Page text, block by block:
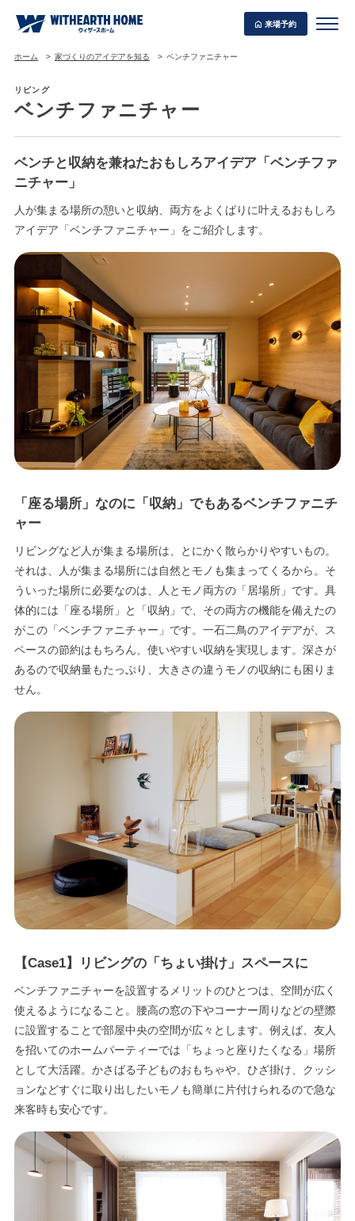
来場予約
WITHEARTH HOME の BEST PLAN
エリア限定商品
ホーム 家づくりのアイデアを知る ベンチファニチャー
リビング
ベンチファニチャー
ベンチと収納を兼ねたおもしろアイデア「ベンチファ
ニチャー」
人が集まる場所の憩いと収納、両方をよくばりに叶えるおもしろ
アイデア「ベンチファニチャー」をご紹介します。
「座る場所」なのに「収納」でもあるベンチファニチ
ャー
リビングなど人が集まる場所は、とにかく散らかりやすいもの。
それは、人が集まる場所には自然とモノも集まってくるから。そ
ういった場所に必要なのは、人とモノ両方の「居場所」です。具
体的には「座る場所」と「収納」で、その両方の機能を備えたの
がこの「ベンチファニチャー」です。一石二鳥のアイデアが、ス
ペースの節約はもちろん、使いやすい収納を実現します。深さが
あるので収納量もたっぷり、大きさの違うモノの収納にも困りま
せん。
【Case1】リビングの「ちょい掛け」スペースに
ベンチファニチャーを設置するメリットのひとつは、空間が広く
使えるようになること。腰高の窓の下やコーナー周りなどの壁際
に設置することで部屋中央の空間が広々とします。例えば、友人
を招いてのホームパーティーでは「ちょっと座りたくなる」場所
として大活躍。かさばる子どものおもちゃや、ひざ掛け、クッシ
ョンなどすぐに取り出したいモノも簡単に片付けられるので急な
来客時も安心です。